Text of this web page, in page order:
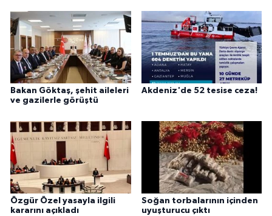
Bakan Göktaş, şehit aileleri
ve gazilerle görüştü
Akdeniz'de 52 tesise ceza!
Özgür Özel yasayla ilgili
kararını açıkladı
Soğan torbalarının içinden
uyuşturucu çıktı